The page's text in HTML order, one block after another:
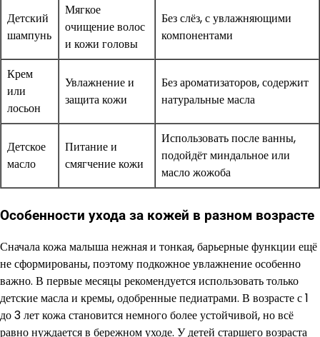
Детский
шампунь
Мягкое
очищение волос
и кожи головы
Без слёз, с увлажняющими
компонентами
Крем
или
лосьон
Увлажнение и
защита кожи
Без ароматизаторов, содержит
натуральные масла
Детское
масло
Питание и
смягчение кожи
Использовать после ванны,
подойдёт миндальное или
масло жожоба
Особенности ухода за кожей в разном возрасте
Сначала кожа малыша нежная и тонкая, барьерные функции ещё
не сформированы, поэтому подкожное увлажнение особенно
важно. В первые месяцы рекомендуется использовать только
детские масла и кремы, одобренные педиатрами. В возрасте с 1
до 3 лет кожа становится немного более устойчивой, но всё
равно нуждается в бережном уходе. У детей старшего возраста